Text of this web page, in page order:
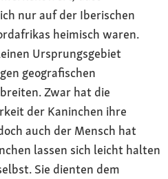
nur auf der Iberischen
heimisch waren.
Ursprungsgebiet
geografischen
Zwar hat die
der Kaninchen ihre
auch der Mensch hat
lassen sich leicht halten
Sie dienten dem